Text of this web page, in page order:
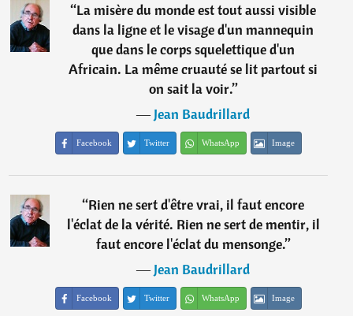
“La misère du monde est tout aussi visible
dans la ligne et le visage d'un mannequin
que dans le corps squelettique d'un
Africain. La même cruauté se lit partout si
on sait la voir.”
―Jean Baudrillard
Facebook Twitter WhatsApp Image
“Rien ne sert d'être vrai, il faut encore
l'éclat de la vérité. Rien ne sert de mentir, il
faut encore l'éclat du mensonge.”
―Jean Baudrillard
Facebook Twitter WhatsApp Image